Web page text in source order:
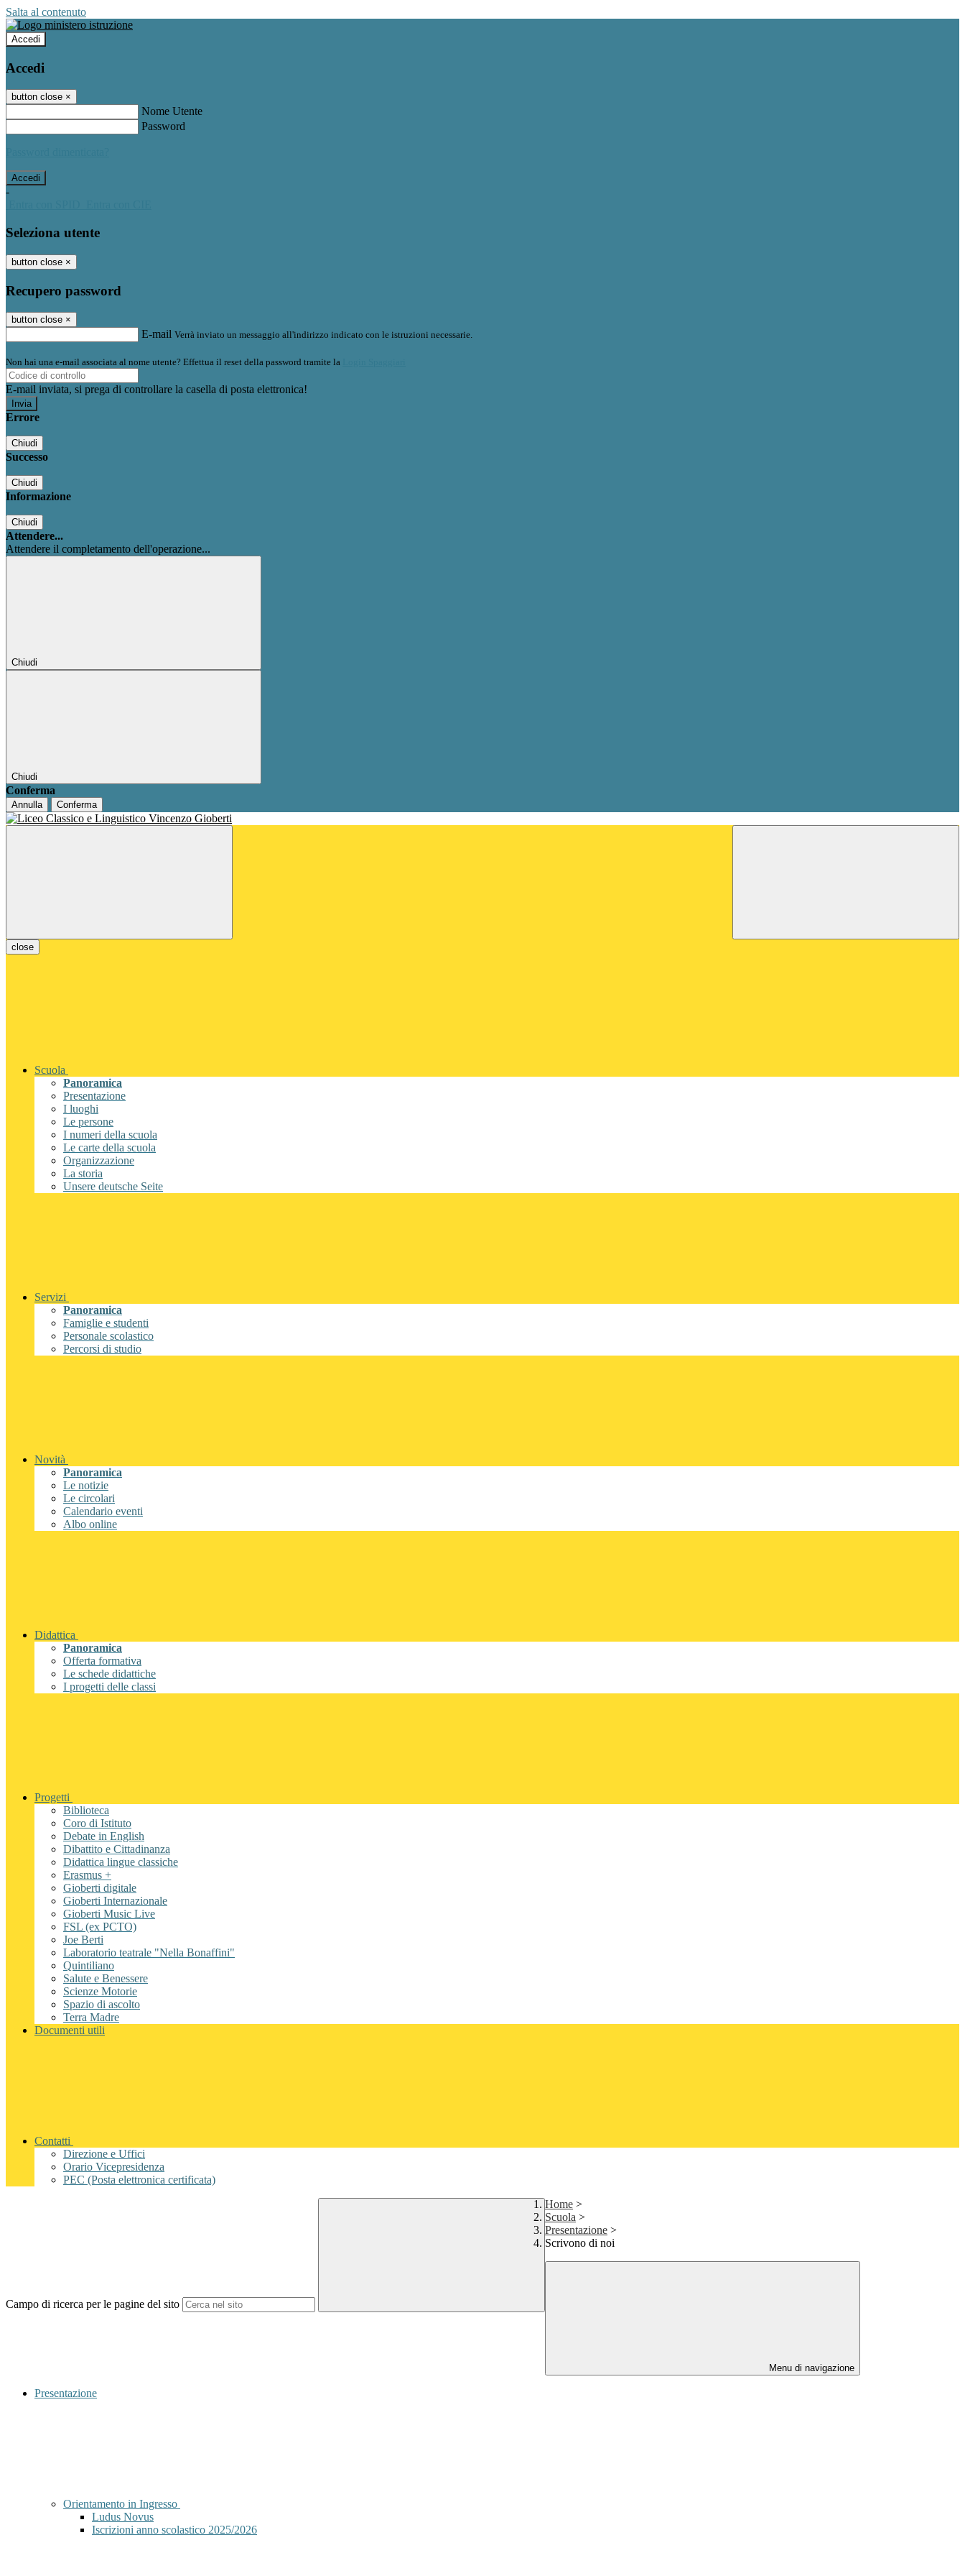
Salta al contenuto
Accedi
Accedi
button close ×
Nome Utente
Password
-
Seleziona utente
button close ×
Recupero password
button close ×
E-mail Verrà inviato un messaggio all'indirizzo indicato con le istruzioni necessarie.
Non hai una e-mail associata al nome utente? Effettua il reset della password tramite la
E-mail inviata, si prega di controllare la casella di posta elettronica!
Errore
Chiudi
Successo
Chiudi
Informazione
Chiudi
Attendere...
Attendere il completamento dell'operazione...
Chiudi
Chiudi
Conferma
Annulla Conferma
close
Scuola
Panoramica
Presentazione
I luoghi
Le persone
I numeri della scuola
Le carte della scuola
Organizzazione
La storia
Unsere deutsche Seite
Servizi
Panoramica
Famiglie e studenti
Personale scolastico
Percorsi di studio
Novità
Panoramica
Le notizie
Le circolari
Calendario eventi
Albo online
Didattica
Panoramica
Offerta formativa
Le schede didattiche
I progetti delle classi
Progetti
Biblioteca
Coro di Istituto
Debate in English
Dibattito e Cittadinanza
Didattica lingue classiche
Erasmus +
Gioberti digitale
Gioberti Internazionale
Gioberti Music Live
FSL (ex PCTO)
Joe Berti
Laboratorio teatrale "Nella Bonaffini"
Quintiliano
Salute e Benessere
Scienze Motorie
Spazio di ascolto
Terra Madre
Documenti utili
Contatti
Direzione e Uffici
Orario Vicepresidenza
PEC (Posta elettronica certificata)
Campo di ricerca per le pagine del sito
Home >
Scuola >
Presentazione >
Scrivono di noi
Menu di navigazione
Presentazione
Orientamento in Ingresso
Ludus Novus
Iscrizioni anno scolastico 2025/2026